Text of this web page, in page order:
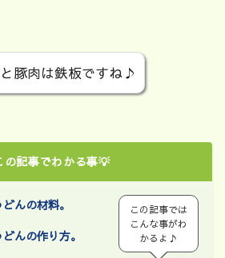
豚肉は鉄板ですね♪
の記事でわかる事💡
どんの材料。
どんの作り方。
この記事では
こんな事がわ
かるよ♪